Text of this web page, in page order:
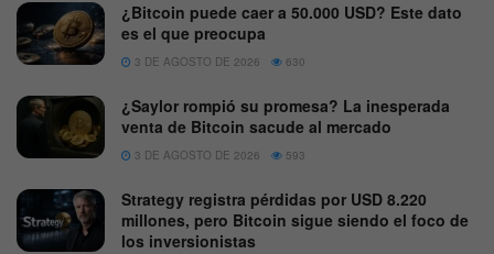
¿Bitcoin puede caer a 50.000 USD? Este dato
es el que preocupa
3 DE AGOSTO DE 2026 630
¿Saylor rompió su promesa? La inesperada
venta de Bitcoin sacude al mercado
3 DE AGOSTO DE 2026 593
Strategy registra pérdidas por USD 8.220
millones, pero Bitcoin sigue siendo el foco de
los inversionistas